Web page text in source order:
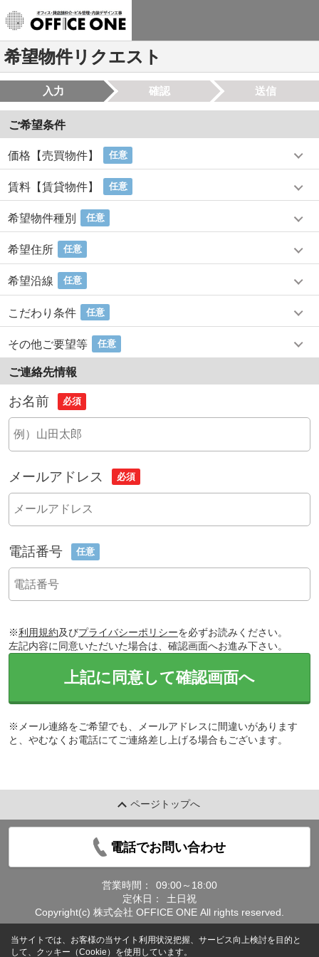
希望物件リクエスト
入力 確認 送信
ご希望条件
価格【売買物件】 任意
賃料【賃貸物件】 任意
希望物件種別 任意
希望住所 任意
希望沿線 任意
こだわり条件 任意
その他ご要望等 任意
ご連絡先情報
お名前 必須
メールアドレス 必須
電話番号 任意
※利用規約及びプライバシーポリシーを必ずお読みください。
左記内容に同意いただいた場合は、確認画面へお進み下さい。
上記に同意して確認画面へ
※メール連絡をご希望でも、メールアドレスに間違いがあります
と、やむなくお電話にてご連絡差し上げる場合もございます。
ページトップへ
電話でお問い合わせ
営業時間：
09:00～18:00
定休日：
土日祝
Copyright(c) 株式会社 OFFICE ONE All rights reserved.
当サイトでは、お客様の当サイト利用状況把握、サービス向上検討を目的と
して、クッキー（Cookie）を使用しています。